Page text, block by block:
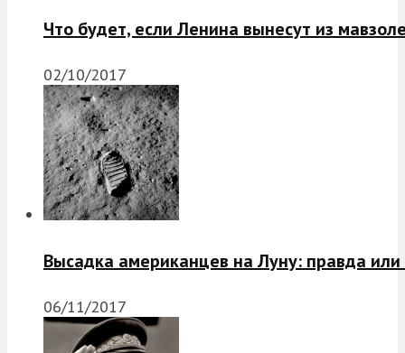
Что будет, если Ленина вынесут из
02/10/2017
Высадка американцев на Луну: правда
06/11/2017